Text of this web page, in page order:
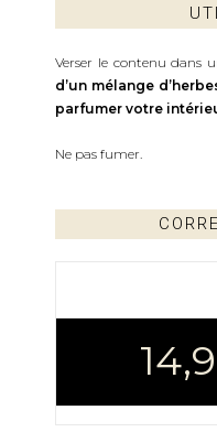
Verser le contenu dans
d’un mélange
parfumer votre
Ne pas fumer.